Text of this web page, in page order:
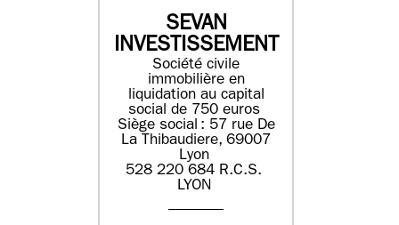
SEVAN
INVESTISSEMENT
Société civile
immobilière en
liquidation ​au capital
social de 750 euros​
Siège social : ​57 rue De
La Thibaudiere, 69007
Lyon​
​​528 220 684​ R.C.S. ​
LYON​